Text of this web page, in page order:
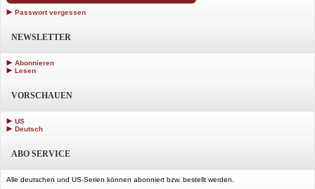
Passwort vergessen
NEWSLETTER
Abonnieren
Lesen
VORSCHAUEN
US
Deutsch
ABO SERVICE
Alle deutschen und US-Serien können abonniert bzw. bestellt werden.